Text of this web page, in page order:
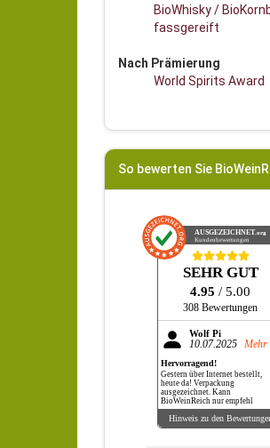
BioWhisky /
fassgereift
Nach Prämierung
World Spirits Award
So bewerten Sie
AUSGEZEICHNET.org
Kundenbewertungen
SEHR GUT
4.95 / 5.00
308 Bewertungen
Wolf Pi
10.07.2025 Mehr
Hervorragend!
Gestern über Internet bestellt,
heute da! Verpackung
ausgezeichnet. Kann
BioWeinReich nur empfehl
Hinweis zu den